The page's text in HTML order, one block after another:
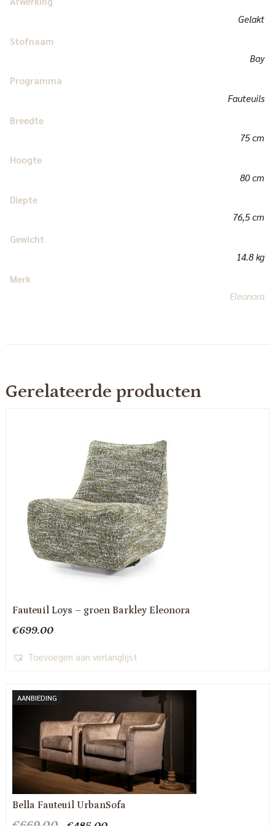
Gelakt
Stofnaam
Bay
Programma
Fauteuils
Breedte
75 cm
Hoogte
80 cm
Diepte
76,5 cm
Gewicht
14.8 kg
Merk
Eleonora
Gerelateerde producten
Fauteuil Loys – groen Barkley Eleonora
€699.00
Toevoegen aan verlanglijst
AANBIEDING
Bella Fauteuil UrbanSofa
Oorspronkelijke
Huidige